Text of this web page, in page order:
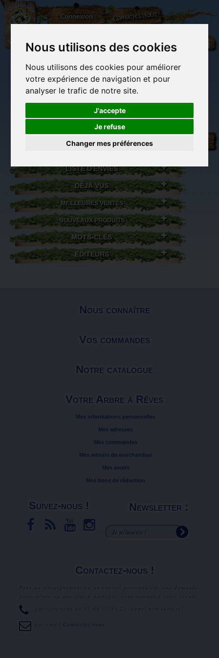
Nous utilisons des cookies
Nous utilisons des cookies pour améliorer
votre expérience de navigation et pour
analyser le trafic de notre site.
J'accepte
Je refuse
Changer mes préférences
L'Arbre
aux
100.000
Connexion Contactez-nous
(vide)
Librairie des
Carterie
originale
Activités
détente et jeux
Objets déco et
LISTE D'ENVIES
DÉJÀ VUS
MEILLEURES VENTES
NOUVEAUX PRODUITS
MOTS-CLÉS
ÉDITEURS
Nous connaître
Vos commandes
Notre catalogue
Votre Arbre à Rêves
Mes informations personnelles
Mes adresses
Mes commandes
Mes retours de marchandise
Mes avoirs
Mes bons de réduction
Suivez-nous ! Newsletter :
Contactez-nous !
Pour un renseignement ou un conseil personnalisé, une demande
particulière ou une idée à partager, nous sommes à votre écoute.
par téléphone au
07.64.07.81.25 (appel non surtaxé).
par email Contactez-nous